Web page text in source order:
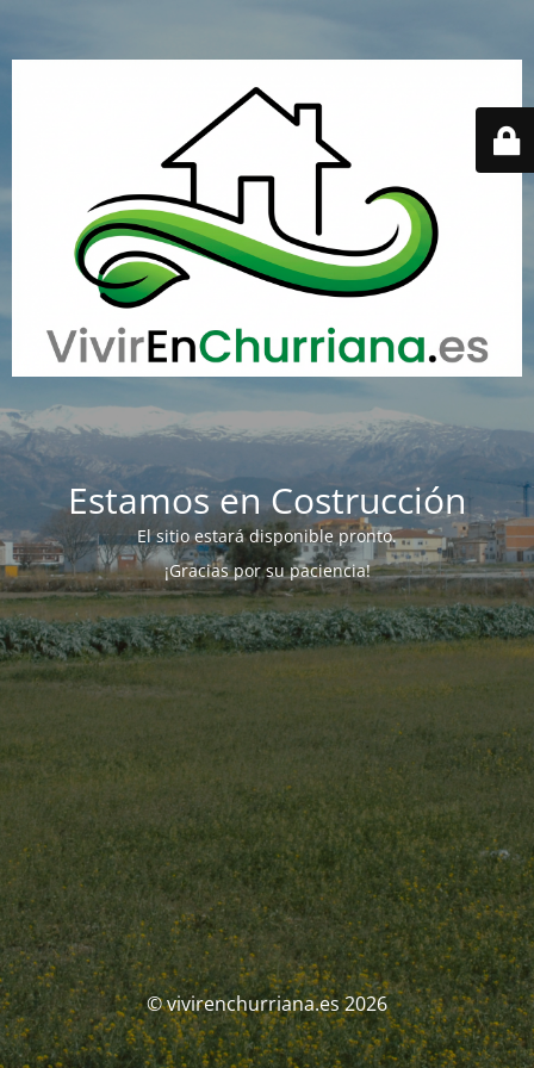
Estamos en Costrucción
El sitio estará disponible pronto.
¡Gracias por su paciencia!
© vivirenchurriana.es 2026